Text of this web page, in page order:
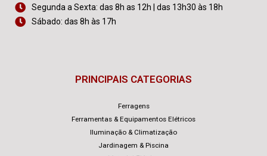
Segunda a Sexta: das 8h as 12h | das 13h30 às 18h
Sábado: das 8h às 17h
PRINCIPAIS CATEGORIAS
Ferragens
Ferramentas & Equipamentos Elétricos
Iluminação & Climatização
Jardinagem & Piscina